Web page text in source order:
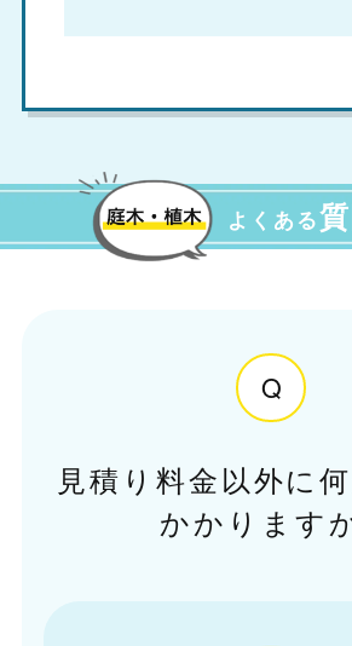
よくある
Q
見積り料金以外に
かかります